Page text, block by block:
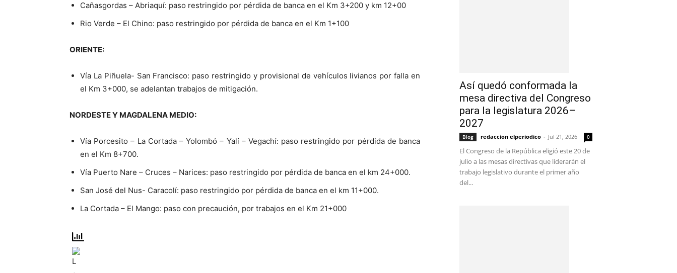
Cañasgordas – Abriaquí: paso restringido por pérdida de banca en el Km 3+200 y km 12+00
Rio Verde – El Chino: paso restringido por pérdida de banca en el Km 1+100
ORIENTE:
Vía La Piñuela- San Francisco: paso restringido y provisional de vehículos livianos por falla en
el Km 3+000, se adelantan trabajos de mitigación.
NORDESTE Y MAGDALENA MEDIO:
Vía Porcesito – La Cortada – Yolombó – Yalí – Vegachí: paso restringido por pérdida de banca
en el Km 8+700.
Vía Puerto Nare – Cruces – Narices: paso restringido por pérdida de banca en el km 24+000.
San José del Nus- Caracolí: paso restringido por pérdida de banca en el km 11+000.
La Cortada – El Mango: paso con precaución, por trabajos en el Km 21+000
Así quedó conformada la
mesa directiva del Congreso
para la legislatura 2026–
2027
Blog redaccion elperiodico - Jul 21, 2026 0
El Congreso de la República eligió este 20 de
julio a las mesas directivas que liderarán el
trabajo legislativo durante el primer año
del...